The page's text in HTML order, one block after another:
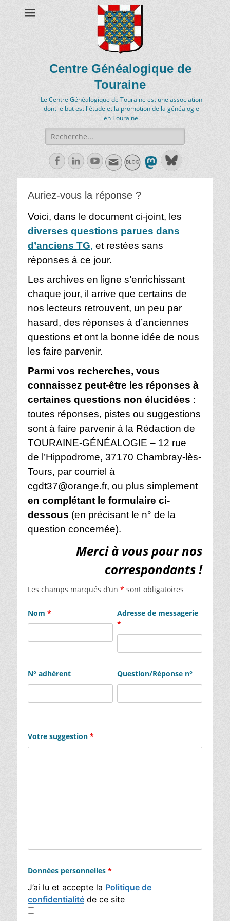
Centre Généalogique de
Touraine
Le Centre Généalogique de Touraine est une association
dont le but est l'étude et la promotion de la généalogie
en Touraine.
Recherche
de:
FacebookLinkedln
Youtube
Auriez-vous la réponse ?
Voici, dans le document ci-joint, les
diverses questions parues dans
d’anciens TG, et restées sans
réponses à ce jour.
Les archives en ligne s’enrichissant
chaque jour, il arrive que certains de
nos lecteurs retrouvent, un peu par
hasard, des réponses à d’anciennes
questions et ont la bonne idée de nous
les faire parvenir.
Parmi vos recherches, vous
connaissez peut-être les réponses à
certaines questions non élucidées :
toutes réponses, pistes ou suggestions
sont à faire parvenir à la Rédaction de
TOURAINE-GÉNÉALOGIE – 12 rue
de l’Hippodrome, 37170 Chambray-lès-
Tours, par courriel à
cgdt37@orange.fr, ou plus simplement
en complétant le formulaire ci-
dessous (en précisant le n° de la
question concernée).
Merci à vous pour nos
correspondants !
Les champs marqués d’un * sont obligatoires
Nom *
Adresse de messagerie
*
N° adhérent Question/Réponse n°
Votre suggestion *
Données personnelles *
J’ai lu et accepte la Politique de
confidentialité de ce site